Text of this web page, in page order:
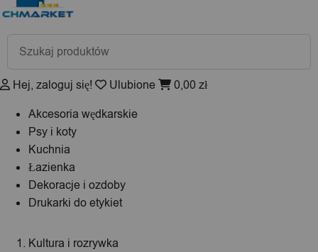
Wyszukiwarka
produktów
Hej, zaloguj się! Ulubione 0,00 zł
Akcesoria wędkarskie
Psy i koty
Kuchnia
Łazienka
Dekoracje i ozdoby
Drukarki do etykiet
Kultura i rozrywka